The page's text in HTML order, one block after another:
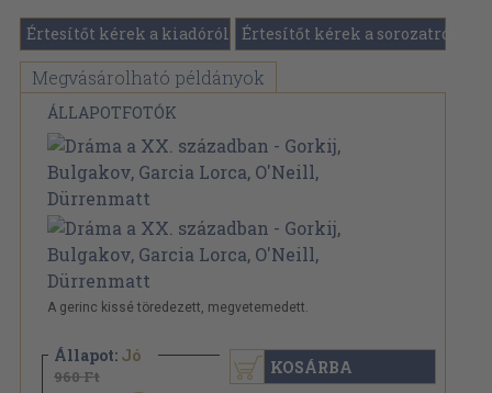
Értesítőt kérek a kiadóról Értesítőt kérek a sorozatról
Megvásárolható példányok
ÁLLAPOTFOTÓK
A gerinc kissé töredezett, megvetemedett.
Állapot: Jó
960 Ft KOSÁRBA